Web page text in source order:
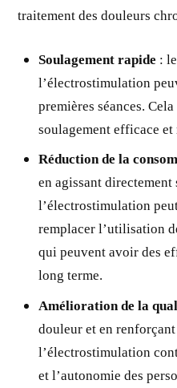
traitement des douleurs
Soulagement rapide :
l’électrostimulation
premières séances.
soulagement efficace
Réduction de la
en agissant
l’électrostimulation
remplacer l’utilisation
qui peuvent avoir des
long terme.
Amélioration de la
douleur et en renforçant
l’électrostimulation
et l’autonomie des